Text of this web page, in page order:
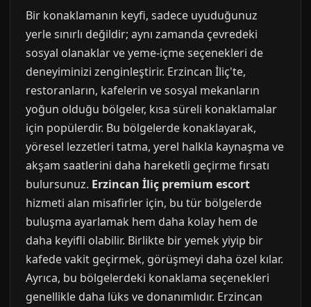
Bir konaklamanın keyfi, sadece uyuduğunuz
yerle sınırlı değildir; aynı zamanda çevredeki
sosyal olanaklar ve yeme-içme seçenekleri de
deneyiminizi zenginleştirir. Erzincan İliç'te,
restoranların, kafelerin ve sosyal mekanların
yoğun olduğu bölgeler, kısa süreli konaklamalar
için popülerdir. Bu bölgelerde konaklayarak,
yöresel lezzetleri tatma, yerel halkla kaynaşma ve
akşam saatlerini daha hareketli geçirme fırsatı
bulursunuz. Erzincan İliç premium escort
hizmeti alan misafirler için, bu tür bölgelerde
buluşma ayarlamak hem daha kolay hem de
daha keyifli olabilir. Birlikte bir yemek yiyip bir
kafede vakit geçirmek, görüşmeyi daha özel kılar.
Ayrıca, bu bölgelerdeki konaklama seçenekleri
genellikle daha lüks ve donanımlıdır. Erzincan